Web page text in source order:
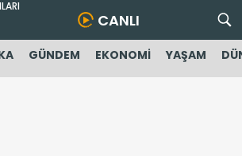
CANLI
GÜNDEM EKONOMİ YAŞAM